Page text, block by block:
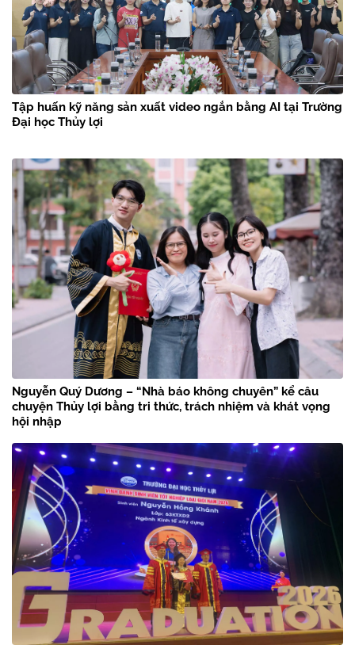
Tập huấn kỹ năng sản xuất video ngắn bằng AI tại Trường
Đại học Thủy lợi
Nguyễn Quý Dương – “Nhà báo không chuyên” kể câu
chuyện Thủy lợi bằng tri thức, trách nhiệm và khát vọng
hội nhập